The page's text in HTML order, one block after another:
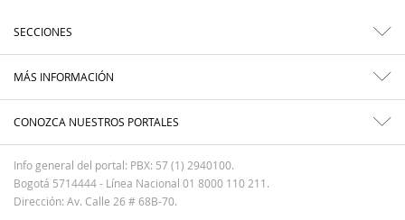
SECCIONES
MÁS INFORMACIÓN
CONOZCA NUESTROS PORTALES
Info general del portal: PBX: 57 (1) 2940100.
Bogotá 5714444 - Línea Nacional 01 8000 110 211.
Dirección: Av. Calle 26 # 68B-70.